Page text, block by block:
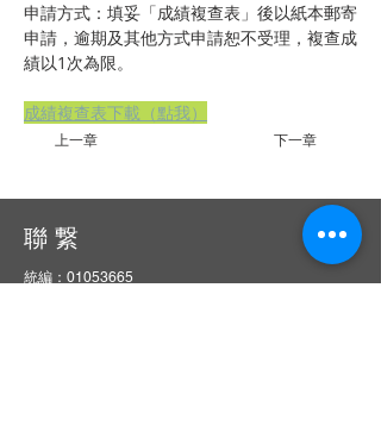
申請方式：填妥「成績複查表」後以紙本郵寄
申請，逾期及其他方式申請恕不受理，複查成
績以1次為限。
成績複查表下載（點我）
上一章 下一章
聯 繋
統編：01053665